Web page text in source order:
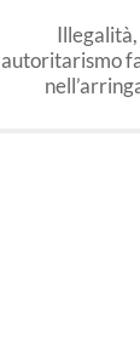
autoritarismo